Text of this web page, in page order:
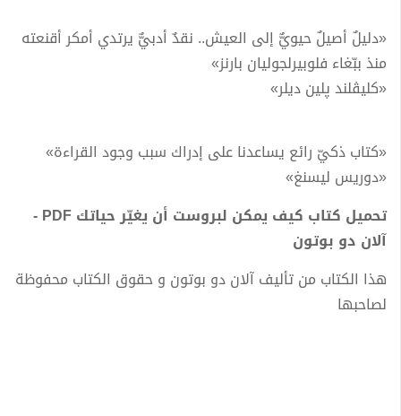
«دليلٌ أصيلٌ حيويٌّ إلى العيش.. نقدٌ أدبيٌّ يرتدي أمكر أقنعته
منذ ببّغاء فلوبيرلجوليان بارنز»
«كليڤلند پلين ديلر»
«كتاب ذكيّ رائع يساعدنا على إدراك سبب وجود القراءة»
«دوريس ليسنغ»
تحميل كتاب كيف يمكن لبروست أن يغيّر حياتك PDF -
آلان دو بوتون
هذا الكتاب من تأليف آلان دو بوتون و حقوق الكتاب محفوظة
لصاحبها